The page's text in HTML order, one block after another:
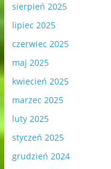
sierpień 2025
lipiec 2025
czerwiec 2025
maj 2025
kwiecień 2025
marzec 2025
luty 2025
styczeń 2025
grudzień 2024